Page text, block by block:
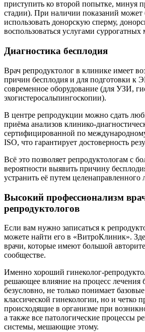
приступить ко второй попытке, минуя
стадии). При наличии показаний может
использовать донорскую сперму,
воспользоваться услугами суррогатных
Диагностика бесплодия
Врач репродуктолог в клинике имеет
причин бесплодия и для подготовки к
современное оборудование (для УЗИ,
эхогистеросальпингоскопии).
В центре репродукции можно сдать
приёма анализов клинико-
сертифицированной по международному
ISO, что гарантирует достоверность
Всё это позволяет репродуктологам с
вероятности выявить причину
устранить её путем целенаправленного
Высокий профессионализм
репродуктологов
Если вам нужно записаться к
можете найти его в «ВитроКлиник».
врачи, которые имеют большой
сообществе.
Именно хороший гинеколог-
решающее влияние на процесс лечения
безусловно, не только понимает
классической гинекологии, но и четко
происходящие в организме при
а также все патологические процессы
системы, мешающие этому.